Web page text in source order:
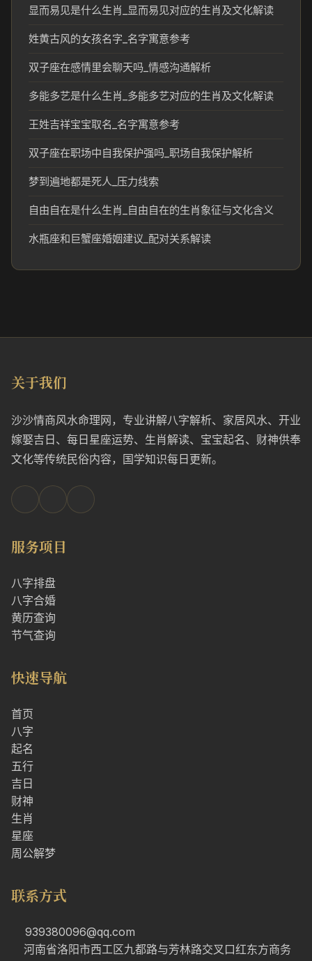
显而易见是什么生肖_显而易见对应的生肖及文化解读
姓黄古风的女孩名字_名字寓意参考
双子座在感情里会聊天吗_情感沟通解析
多能多艺是什么生肖_多能多艺对应的生肖及文化解读
王姓吉祥宝宝取名_名字寓意参考
双子座在职场中自我保护强吗_职场自我保护解析
梦到遍地都是死人_压力线索
自由自在是什么生肖_自由自在的生肖象征与文化含义
水瓶座和巨蟹座婚姻建议_配对关系解读
关于我们
沙沙情商风水命理网，专业讲解八字解析、家居风水、开业
嫁娶吉日、每日星座运势、生肖解读、宝宝起名、财神供奉
文化等传统民俗内容，国学知识每日更新。
服务项目
八字排盘
八字合婚
黄历查询
节气查询
快速导航
首页
八字
起名
五行
吉日
财神
生肖
星座
周公解梦
联系方式
939380096@qq.com
河南省洛阳市西工区九都路与芳林路交叉口红东方商务